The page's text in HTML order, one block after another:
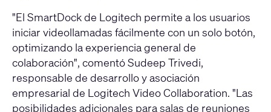
"El SmartDock de Logitech permite a los usuarios
iniciar videollamadas fácilmente con un solo botón,
optimizando la experiencia general de
colaboración", comentó Sudeep Trivedi,
responsable de desarrollo y asociación
empresarial de Logitech Video Collaboration. "Las
posibilidades adicionales para salas de reuniones